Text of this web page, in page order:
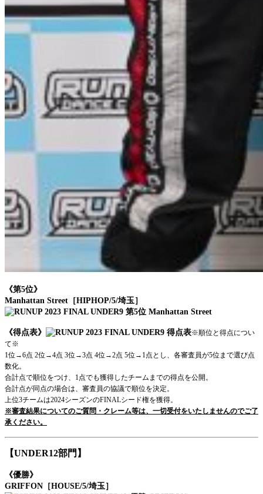
《第5位》
Manhattan Street［HIPHOP/5/埼玉］
《得点表》
※順位と得点につい
て※
1位→6点 2位→4点 3位→3点 4位→2点 5位→1点とし、各審査員が5位まで選び点
数化。
合計点で順位をつけ、1点でも獲得したチームまでの得点を公開。
合計点が同点の場合は、審査員の協議で順位を決定。
上位3チームは2024シーズンのFINALシード権を獲得。
※審査結果についてのご質問・クレーム等は、一切受付をいたしませんのでご了
承ください。
【UNDER12部門】
《優勝》
GRIFFON［HOUSE/5/埼玉］